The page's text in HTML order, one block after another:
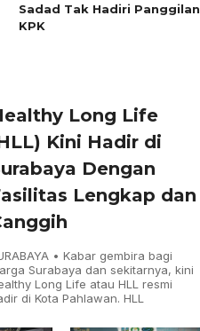
Sadad Tak Hadiri Panggilan
KPK
Long Life
Kini Hadir di
Dengan
Lengkap dan
• Kabar gembira bagi
Surabaya dan sekitarnya, kini
Long Life atau HLL resmi
di Kota Pahlawan. HLL